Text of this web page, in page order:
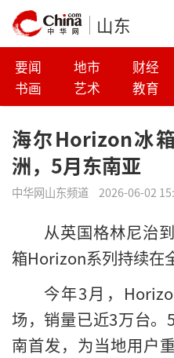
山东
要闻 地市 财经
书画
艺术 教育
海尔Horizon冰
洲，5月东南亚
中华网山东频道 2026-06-02
从英国格林尼治
箱Horizon系列持续在
今年3月，
场，销量已近3万台
南首发，为当地用户